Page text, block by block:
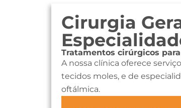
Cirurgia
Tratamentos cirúrgicos
A nossa clínica oferece
tecidos moles, e de
oftálmica.